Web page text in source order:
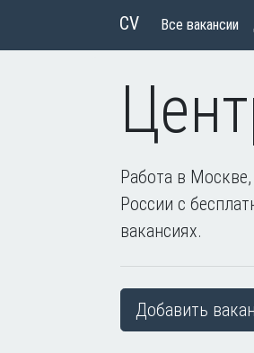
CV Все вакансии
Работа в Москве,
России с
вакансиях.
Добавить